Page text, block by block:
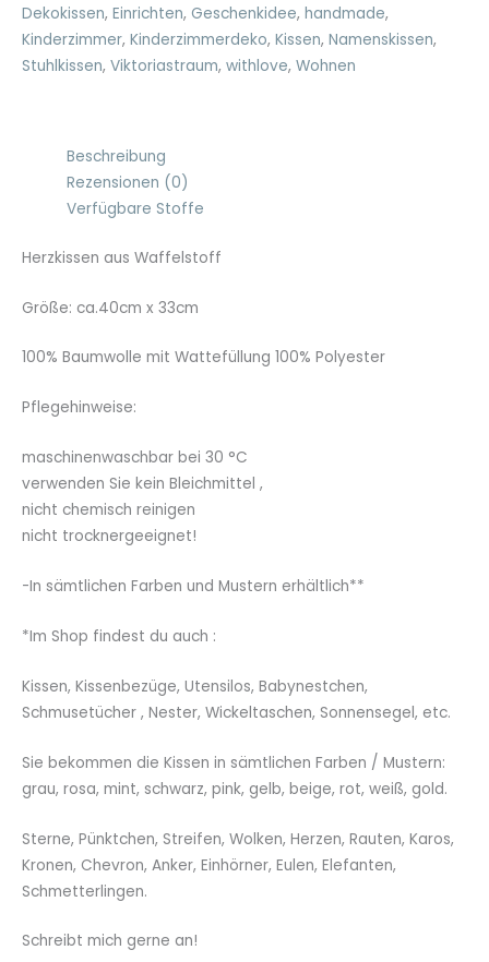
Dekokissen, Einrichten, Geschenkidee, handmade,
Kinderzimmer, Kinderzimmerdeko, Kissen, Namenskissen,
Stuhlkissen, Viktoriastraum, withlove, Wohnen
Beschreibung
Rezensionen (0)
Verfügbare Stoffe
Herzkissen aus Waffelstoff
Größe: ca.40cm x 33cm
100% Baumwolle mit Wattefüllung 100% Polyester
Pflegehinweise:
maschinenwaschbar bei 30 °C
verwenden Sie kein Bleichmittel ,
nicht chemisch reinigen
nicht trocknergeeignet!
-In sämtlichen Farben und Mustern erhältlich**
*Im Shop findest du auch :
Kissen, Kissenbezüge, Utensilos, Babynestchen,
Schmusetücher , Nester, Wickeltaschen, Sonnensegel, etc.
Sie bekommen die Kissen in sämtlichen Farben / Mustern:
grau, rosa, mint, schwarz, pink, gelb, beige, rot, weiß, gold.
Sterne, Pünktchen, Streifen, Wolken, Herzen, Rauten, Karos,
Kronen, Chevron, Anker, Einhörner, Eulen, Elefanten,
Schmetterlingen.
Schreibt mich gerne an!